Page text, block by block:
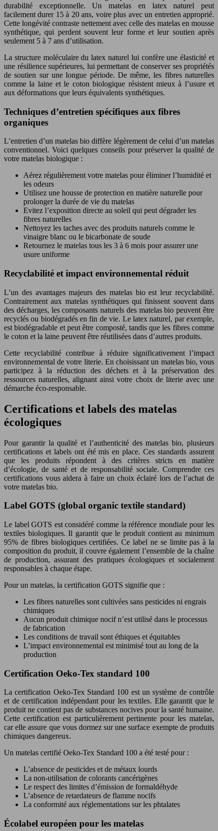
durabilité exceptionnelle. Un matelas en latex naturel peut
facilement durer 15 à 20 ans, voire plus avec un entretien approprié.
Cette longévité contraste nettement avec celle des matelas en mousse
synthétique, qui perdent souvent leur forme et leur soutien après
seulement 5 à 7 ans d’utilisation.
La structure moléculaire du latex naturel lui confère une élasticité et
une résilience supérieures, lui permettant de conserver ses propriétés
de soutien sur une longue période. De même, les fibres naturelles
comme la laine et le coton biologique résistent mieux à l’usure et
aux déformations que leurs équivalents synthétiques.
Techniques d’entretien spécifiques aux fibres
organiques
L’entretien d’un matelas bio diffère légèrement de celui d’un matelas
conventionnel. Voici quelques conseils pour préserver la qualité de
votre matelas biologique :
Aérez régulièrement votre matelas pour éliminer l’humidité et
les odeurs
Utilisez une housse de protection en matière naturelle pour
prolonger la durée de vie du matelas
Evitez l’exposition directe au soleil qui peut dégrader les
fibres naturelles
Nettoyez les taches avec des produits naturels comme le
vinaigre blanc ou le bicarbonate de soude
Retournez le matelas tous les 3 à 6 mois pour assurer une
usure uniforme
Recyclabilité et impact environnemental réduit
L’un des avantages majeurs des matelas bio est leur recyclabilité.
Contrairement aux matelas synthétiques qui finissent souvent dans
des décharges, les composants naturels des matelas bio peuvent être
recyclés ou biodégradés en fin de vie. Le latex naturel, par exemple,
est biodégradable et peut être composté, tandis que les fibres comme
le coton et la laine peuvent être réutilisées dans d’autres produits.
Cette recyclabilité contribue à réduire significativement l’impact
environnemental de votre literie. En choisissant un matelas bio, vous
participez à la réduction des déchets et à la préservation des
ressources naturelles, alignant ainsi votre choix de literie avec une
démarche éco-responsable.
Certifications et labels des matelas
écologiques
Pour garantir la qualité et l’authenticité des matelas bio, plusieurs
certifications et labels ont été mis en place. Ces standards assurent
que les produits répondent à des critères stricts en matière
d’écologie, de santé et de responsabilité sociale. Comprendre ces
certifications vous aidera à faire un choix éclairé lors de l’achat de
votre matelas bio.
Label GOTS (global organic textile standard)
Le label GOTS est considéré comme la référence mondiale pour les
textiles biologiques. Il garantit que le produit contient au minimum
95% de fibres biologiques certifiées. Ce label ne se limite pas à la
composition du produit, il couvre également l’ensemble de la chaîne
de production, assurant des pratiques écologiques et socialement
responsables à chaque étape.
Pour un matelas, la certification GOTS signifie que :
Les fibres naturelles sont cultivées sans pesticides ni engrais
chimiques
Aucun produit chimique nocif n’est utilisé dans le processus
de fabrication
Les conditions de travail sont éthiques et équitables
L’impact environnemental est minimisé tout au long de la
production
Certification Oeko-Tex standard 100
La certification Oeko-Tex Standard 100 est un système de contrôle
et de certification indépendant pour les textiles. Elle garantit que le
produit ne contient pas de substances nocives pour la santé humaine.
Cette certification est particulièrement pertinente pour les matelas,
car elle assure que vous dormez sur une surface exempte de produits
chimiques dangereux.
Un matelas certifié Oeko-Tex Standard 100 a été testé pour :
L’absence de pesticides et de métaux lourds
La non-utilisation de colorants cancérigènes
Le respect des limites d’émission de formaldéhyde
L’absence de retardateurs de flamme nocifs
La conformité aux réglementations sur les phtalates
Écolabel européen pour les matelas